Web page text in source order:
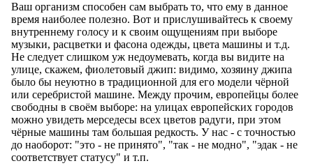
Ваш организм способен сам выбрать то, что ему в данное
время наиболее полезно. Вот и прислушивайтесь к своему
внутреннему голосу и к своим ощущениям при выборе
музыки, расцветки и фасона одежды, цвета машины и т.д.
Не следует слишком уж недоумевать, когда вы видите на
улице, скажем, фиолетовый джип: видимо, хозяину джипа
было бы неуютно в традиционной для его модели чёрной
или серебристой машине. Между прочим, европейцы более
свободны в своём выборе: на улицах европейских городов
можно увидеть мерседесы всех цветов радуги, при этом
чёрные машины там большая редкость. У нас - с точностью
до наоборот: "это - не принято", "так - не модно", "эдак - не
соответствует статусу" и т.п.